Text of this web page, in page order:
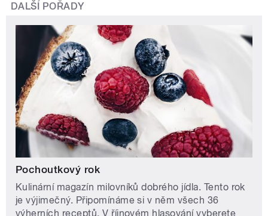
DALŠÍ POŘADY
Pochoutkový rok
Kulinární magazín milovníků dobrého jídla. Tento rok
je výjimečný. Připomínáme si v něm všech 36
výherních receptů. V říjnovém hlasování vyberete